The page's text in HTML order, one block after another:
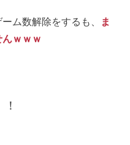
ム数解除をするも、
ま
ｗｗｗ